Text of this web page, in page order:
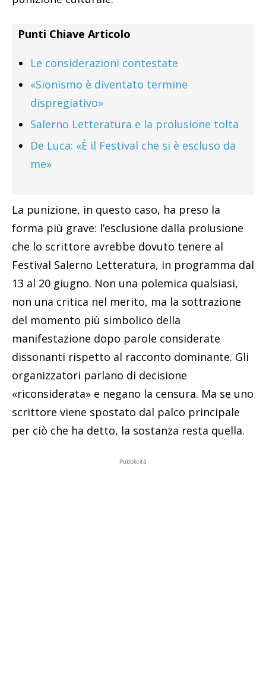
Punti Chiave Articolo
Le considerazioni contestate
«Sionismo è diventato termine
dispregiativo»
Salerno Letteratura e la prolusione tolta
De Luca: «È il Festival che si è escluso da
me»
La punizione, in questo caso, ha preso la
forma più grave: l’esclusione dalla prolusione
che lo scrittore avrebbe dovuto tenere al
Festival Salerno Letteratura, in programma dal
13 al 20 giugno. Non una polemica qualsiasi,
non una critica nel merito, ma la sottrazione
del momento più simbolico della
manifestazione dopo parole considerate
dissonanti rispetto al racconto dominante. Gli
organizzatori parlano di decisione
«riconsiderata» e negano la censura. Ma se uno
scrittore viene spostato dal palco principale
per ciò che ha detto, la sostanza resta quella.
Pubblicità